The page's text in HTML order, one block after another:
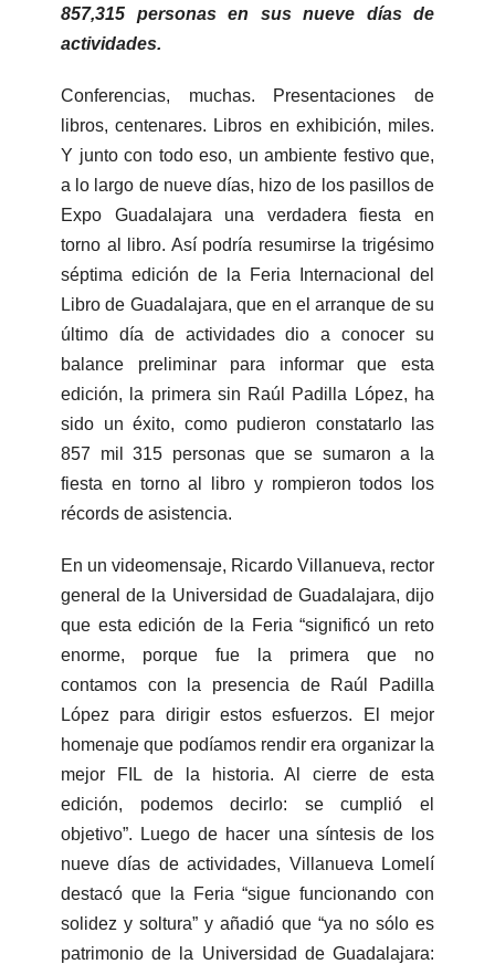
857,315 personas en sus nueve días de
actividades.
Conferencias, muchas. Presentaciones de
libros, centenares. Libros en exhibición, miles.
Y junto con todo eso, un ambiente festivo que,
a lo largo de nueve días, hizo de los pasillos de
Expo Guadalajara una verdadera fiesta en
torno al libro. Así podría resumirse la trigésimo
séptima edición de la Feria Internacional del
Libro de Guadalajara, que en el arranque de su
último día de actividades dio a conocer su
balance preliminar para informar que esta
edición, la primera sin Raúl Padilla López, ha
sido un éxito, como pudieron constatarlo las
857 mil 315 personas que se sumaron a la
fiesta en torno al libro y rompieron todos los
récords de asistencia.
En un videomensaje, Ricardo Villanueva, rector
general de la Universidad de Guadalajara, dijo
que esta edición de la Feria “significó un reto
enorme, porque fue la primera que no
contamos con la presencia de Raúl Padilla
López para dirigir estos esfuerzos. El mejor
homenaje que podíamos rendir era organizar la
mejor FIL de la historia. Al cierre de esta
edición, podemos decirlo: se cumplió el
objetivo”. Luego de hacer una síntesis de los
nueve días de actividades, Villanueva Lomelí
destacó que la Feria “sigue funcionando con
solidez y soltura” y añadió que “ya no sólo es
patrimonio de la Universidad de Guadalajara: